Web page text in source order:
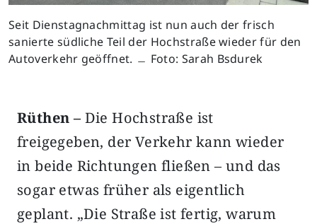
Seit Dienstagnachmittag ist nun auch der frisch
sanierte südliche Teil der Hochstraße wieder für den
Autoverkehr geöffnet. ﹘ Foto: Sarah Bsdurek
Rüthen – Die Hochstraße ist
freigegeben, der Verkehr kann wieder
in beide Richtungen fließen – und das
sogar etwas früher als eigentlich
geplant. „Die Straße ist fertig, warum